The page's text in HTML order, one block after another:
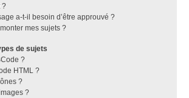
?
a-t-il besoin d’être approuvé ?
mes sujets ?
de sujets
?
HTML ?
?
?